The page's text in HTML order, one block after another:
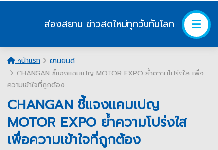
ส่องสยาม ข่าวสดใหม่ทุกวันทันโลก
หน้าแรก
ยานยนต์
CHANGAN ชี้แจงแคมเปญ MOTOR EXPO ย้ำความโปร่งใส เพื่อ
ความเข้าใจที่ถูกต้อง
CHANGAN ชี้แจงแคมเปญ
MOTOR EXPO ย้ำความโปร่งใส
เพื่อความเข้าใจที่ถูกต้อง